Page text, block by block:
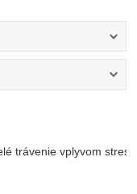
trávenie vplyvom stresu